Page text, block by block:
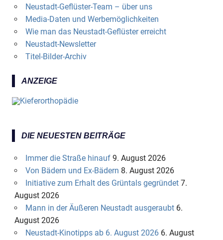
Neustadt-Geflüster-Team – über uns
Media-Daten und Werbemöglichkeiten
Wie man das Neustadt-Geflüster erreicht
Neustadt-Newsletter
Titel-Bilder-Archiv
ANZEIGE
DIE NEUESTEN BEITRÄGE
Immer die Straße hinauf 9. August 2026
Von Bädern und Ex-Bädern 8. August 2026
Initiative zum Erhalt des Grüntals gegründet 7.
August 2026
Mann in der Äußeren Neustadt ausgeraubt 6.
August 2026
Neustadt-Kinotipps ab 6. August 2026 6. August